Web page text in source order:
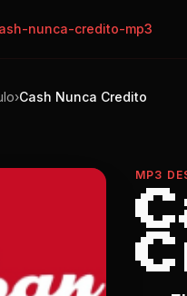
nunca-credito-mp3
›Cash Nunca Credito
MP3